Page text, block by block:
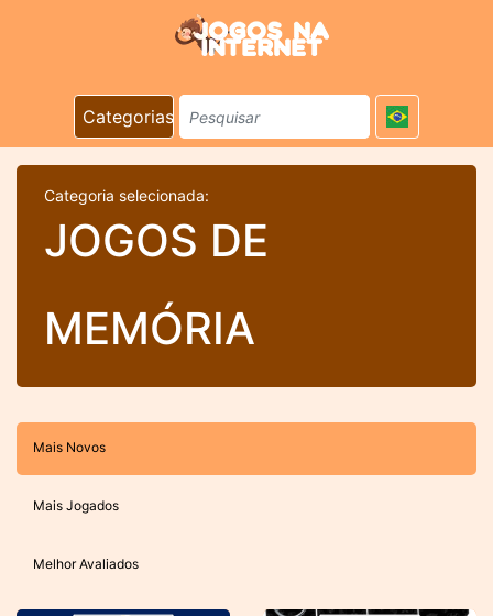
Categorias
Categoria selecionada:
JOGOS DE
MEMÓRIA
Mais Novos
Mais Jogados
Melhor Avaliados